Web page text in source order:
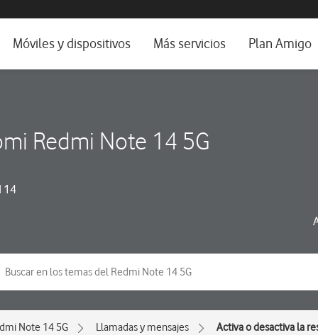
e idioma
Móviles y dispositivos
Ver todos
Más servicios Plan Amigo
Redmi Note 14 5G
14
Note 14 5G Llamadas y mensajes Activa o desactiva la